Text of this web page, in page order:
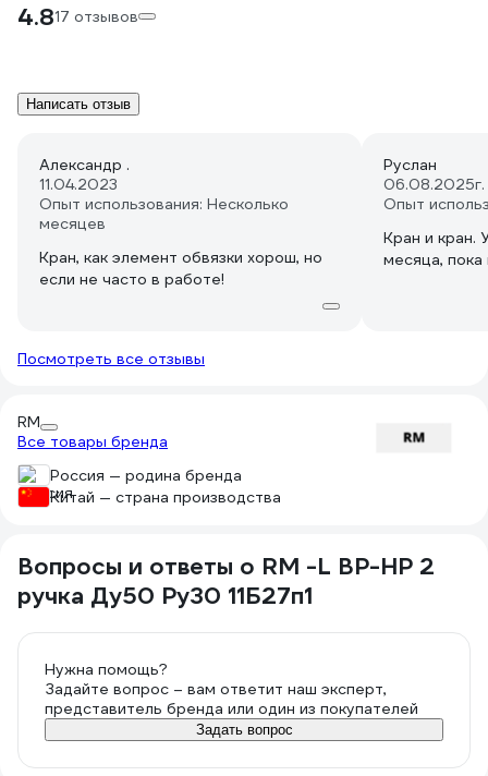
4.817 отзывов
Написать отзыв
Александр .
11.04.2023
Опыт использования: Несколько
месяцев
Кран, как элемент обвязки хорош, но
если не часто в работе!
Руслан
06.08.2025
Опыт
Кран и кран.
месяца,
Посмотреть все отзывы
RM
Все товары бренда
Россия — родина бренда
Китай — страна производства
Вопросы и ответы о RM -L ВР-НР 2
ручка Ду50 Ру30 11Б27п1
Нужна помощь?
Задайте вопрос – вам ответит наш эксперт,
представитель бренда или один из покупателей
Задать вопрос